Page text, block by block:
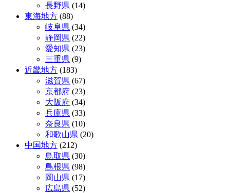
長野県 (14)
東海地方 (88)
岐阜県 (34)
静岡県 (22)
愛知県 (23)
三重県 (9)
近畿地方 (183)
滋賀県 (67)
京都府 (23)
大阪府 (34)
兵庫県 (33)
奈良県 (10)
和歌山県 (20)
中国地方 (212)
鳥取県 (30)
島根県 (98)
岡山県 (17)
広島県 (52)